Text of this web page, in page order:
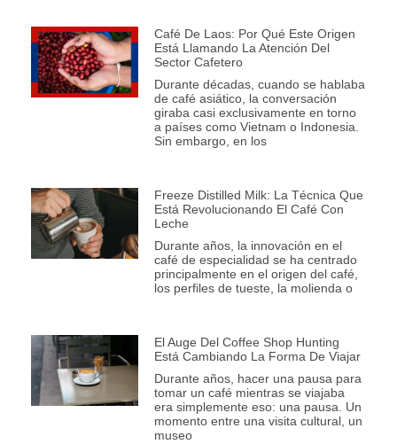
Café De Laos: Por Qué Este Origen
Está Llamando La Atención Del
Sector Cafetero
Durante décadas, cuando se hablaba
de café asiático, la conversación
giraba casi exclusivamente en torno
a países como Vietnam o Indonesia.
Sin embargo, en los
Freeze Distilled Milk: La Técnica Que
Está Revolucionando El Café Con
Leche
Durante años, la innovación en el
café de especialidad se ha centrado
principalmente en el origen del café,
los perfiles de tueste, la molienda o
El Auge Del Coffee Shop Hunting
Está Cambiando La Forma De Viajar
Durante años, hacer una pausa para
tomar un café mientras se viajaba
era simplemente eso: una pausa. Un
momento entre una visita cultural, un
museo